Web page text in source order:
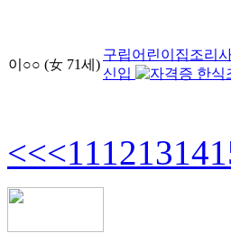
이○○ (女 71세)
구립어린이집조리
신입
한식
<<<11121314